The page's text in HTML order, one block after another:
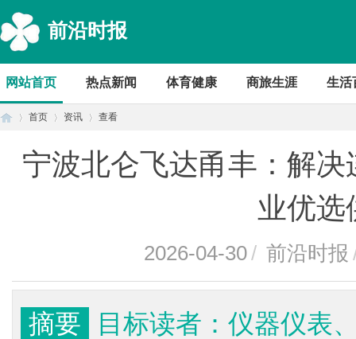
前沿时报
网站首页 热点新闻 体育健康 商旅生涯 生活
首页 资讯 查看
宁波北仑飞达甬丰：解
业优选
2026-04-30/ 前沿时报
摘要
目标读者：仪器仪表